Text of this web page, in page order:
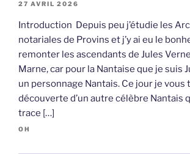
27 AVRIL 2026
Introduction Depuis peu j’étudie les
notariales de Provins et j’y ai eu le
remonter les ascendants de Jules
Marne, car pour la Nantaise que je suis
un personnage Nantais. Ce jour je vous
découverte d’un autre célèbre Nantais
trace […]
OH